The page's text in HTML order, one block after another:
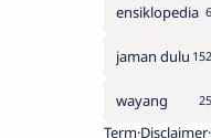
ensiklopedia
jaman dulu
wayang
Term Disclaimer